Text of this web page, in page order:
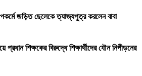
জড়িত ছেলেকে ত্যাজ্যপুত্র করলেন বাবা
প্রধান শিক্ষকের বিরুদ্ধে শিক্ষার্থীদের যৌন নিপীড়নের